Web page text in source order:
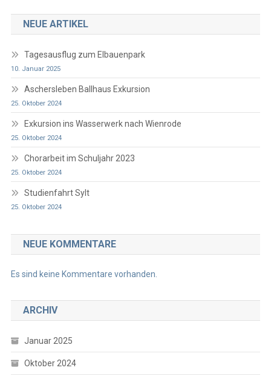
NEUE ARTIKEL
Tagesausflug zum Elbauenpark
10. Januar 2025
Aschersleben Ballhaus Exkursion
25. Oktober 2024
Exkursion ins Wasserwerk nach Wienrode
25. Oktober 2024
Chorarbeit im Schuljahr 2023
25. Oktober 2024
Studienfahrt Sylt
25. Oktober 2024
NEUE KOMMENTARE
Es sind keine Kommentare vorhanden.
ARCHIV
Januar 2025
Oktober 2024